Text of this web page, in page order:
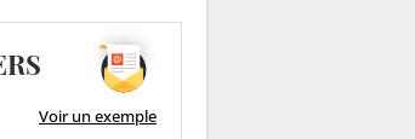
Voir un exemple